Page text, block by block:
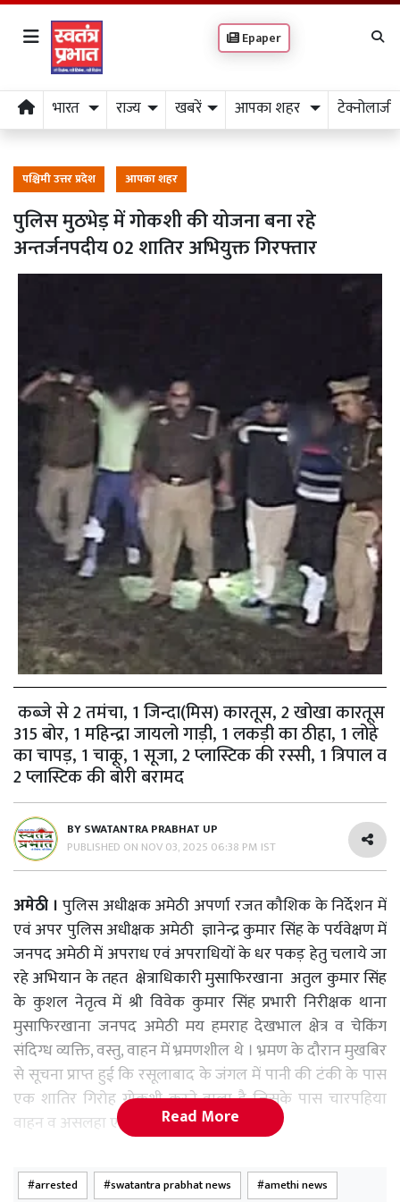
Epaper
भारत राज्य खबरें आपका शहर टेक्नोलाजी
पश्चिमी उत्तर प्रदेश आपका शहर
पुलिस मुठभेड़ में गोकशी की योजना बना रहे
अन्तर्जनपदीय 02 शातिर अभियुक्त गिरफ्तार
कब्जे से 2 तमंचा, 1 जिन्दा(मिस) कारतूस, 2 खोखा कारतूस
315 बोर, 1 महिन्द्रा जायलो गाड़ी, 1 लकड़ी का ठीहा, 1 लोहे
का चापड़, 1 चाकू, 1 सूजा, 2 प्लास्टिक की रस्सी, 1 त्रिपाल व
2 प्लास्टिक की बोरी बरामद
BYSWATANTRA PRABHAT UP
PUBLISHED ON NOV 03, 2025 06:38 PM IST
अमेठी । पुलिस अधीक्षक अमेठी अपर्णा रजत कौशिक के निर्देशन में
एवं अपर पुलिस अधीक्षक अमेठी ज्ञानेन्द्र कुमार सिंह के पर्यवेक्षण में
जनपद अमेठी में अपराध एवं अपराधियों के धर पकड़ हेतु चलाये जा
रहे अभियान के तहत क्षेत्राधिकारी मुसाफिरखाना अतुल कुमार सिंह
के कुशल नेतृत्व में श्री विवेक कुमार सिंह प्रभारी निरीक्षक थाना
मुसाफिरखाना जनपद अमेठी मय हमराह देखभाल क्षेत्र व चेकिंग
संदिग्ध व्यक्ति, वस्तु, वाहन में भ्रमणशील थे । भ्रमण के दौरान मुखबिर
से सूचना प्राप्त हुई कि रसूलाबाद के जंगल में पानी की टंकी के पास
एक शातिर गिरोह गोकशी करने वाला है जिसके पास चारपहिया
वाहन व असलहा एवं कारतूस भी हैं ।
मुखबिर द्वारा बताये गये स्थान पर पुलिस द्वारा पहुंचकर देखा गया
कि 03 व्यक्ति जमीन पर बिछी त्रिपाल पर चापड़, छुरी व बोरियां रख
Read More
arrested swatantra prabhat news
amethi news